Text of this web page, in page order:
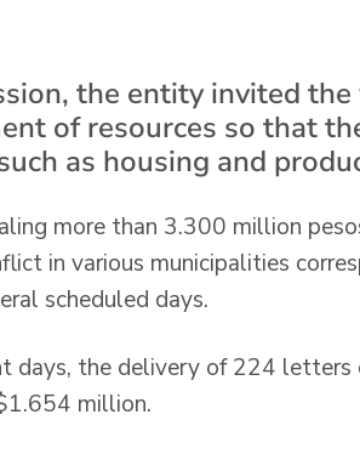
the entity invited
of resources so that
as housing and
more than 3.300 million
in various municipalities
scheduled days.
days, the delivery of 224 letters
million.